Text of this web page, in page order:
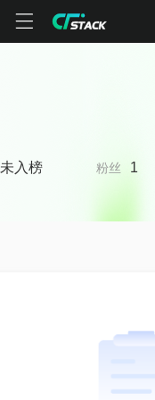
未入榜 粉丝 1